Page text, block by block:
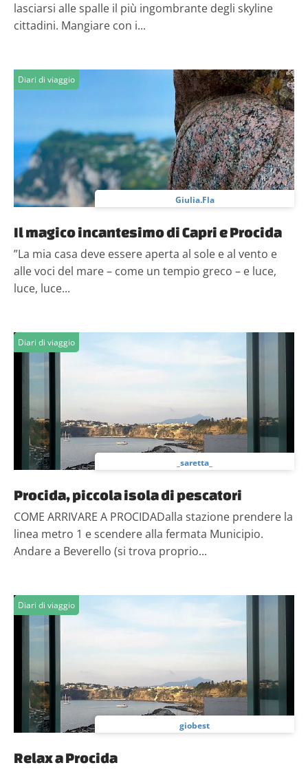
lasciarsi alle spalle il più ingombrante degli skyline
cittadini. Mangiare con i...
Diari di viaggio
Giulia.Fla
Il magico incantesimo di Capri e Procida
”La mia casa deve essere aperta al sole e al vento e
alle voci del mare – come un tempio greco – e luce,
luce, luce...
Diari di viaggio
_saretta_
Procida, piccola isola di pescatori
COME ARRIVARE A PROCIDADalla stazione prendere la
linea metro 1 e scendere alla fermata Municipio.
Andare a Beverello (si trova proprio...
Diari di viaggio
giobest
Relax a Procida